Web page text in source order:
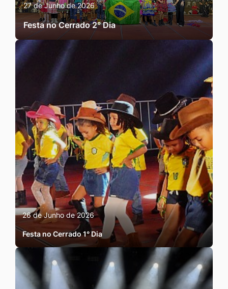
27 de Junho de 2026
Festa no Cerrado 2° Dia
26 de Junho de 2026
Festa no Cerrado 1° Dia